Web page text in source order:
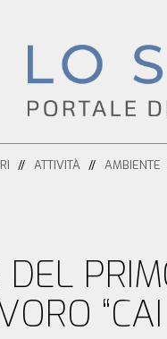
ATTIVITÀ AMBIENTE